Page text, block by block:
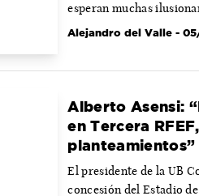
esperan muchas
Alejandro del Valle -
Alberto Asensi:
en Tercera
planteamientos”
El presidente de la UB
concesión del Estadio